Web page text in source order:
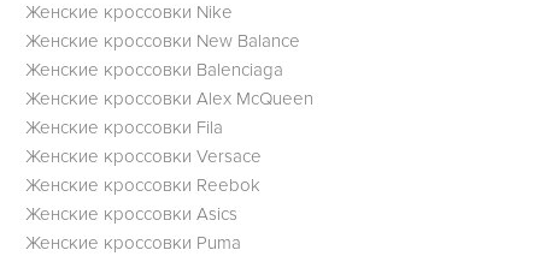
Женские кроссовки Nike
Женские кроссовки New Balance
Женские кроссовки Balenciaga
Женские кроссовки Alex McQueen
Женские кроссовки Fila
Женские кроссовки Versace
Женские кроссовки Reebok
Женские кроссовки Asics
Женские кроссовки Puma